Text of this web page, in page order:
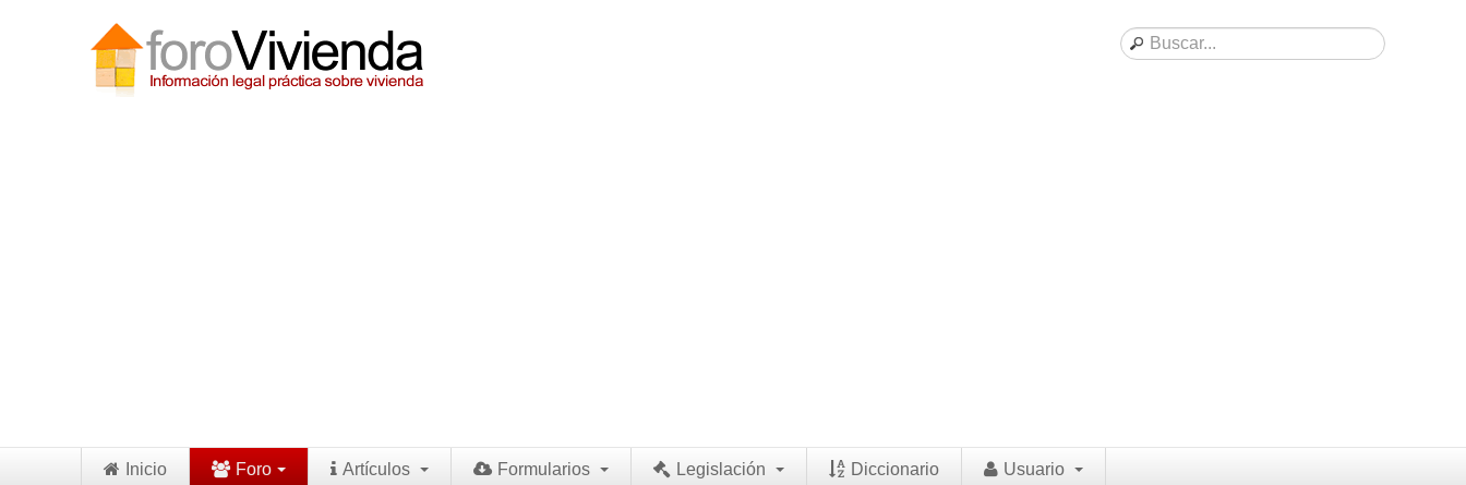
Inicio Foro Artículos Formularios Legislación Diccionario Usuario